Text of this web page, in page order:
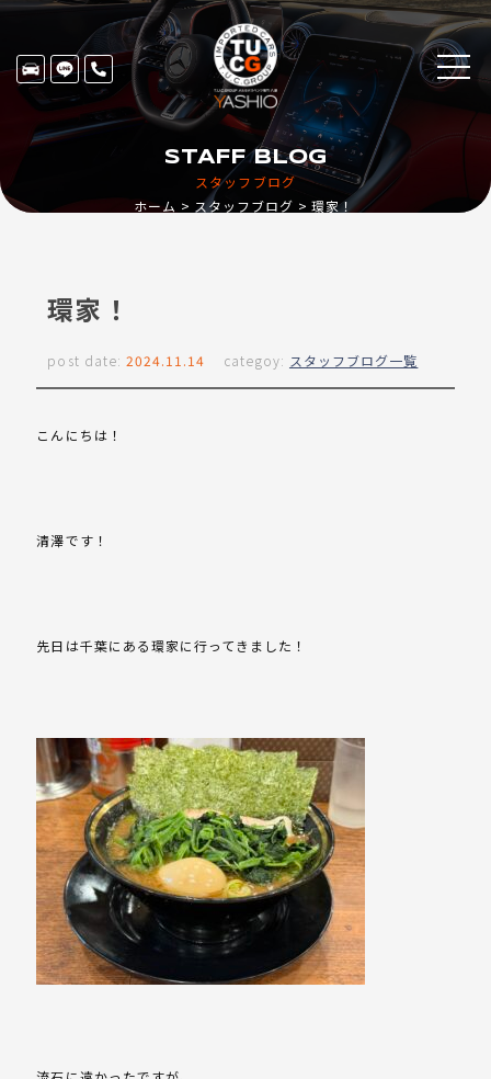
スタッフブログ
STAFF BLOG
ホーム スタッフブログ 環家！
環家！
post date: 2024.11.14 categoy: スタッフブログ一覧
こんにちは！
清澤です！
先日は千葉にある環家に行ってきました！